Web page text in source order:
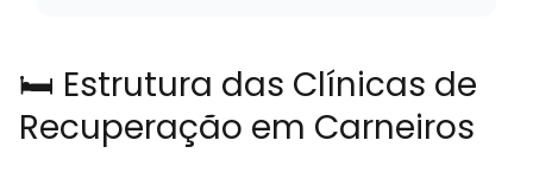
🛏️ Estrutura das Clínicas de
Recuperação em Carneiros